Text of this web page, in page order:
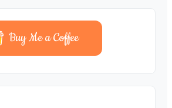
Buy Me a Coffee